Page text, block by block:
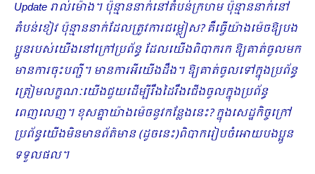
Update រាល់ម៉ោង។ ប៉ុន្មាននាក់នៅតំបន់ក្រហម ប៉ុន្មាននាក់នៅ
តំបន់ខៀវ ប៉ុន្មាននាក់ដែលត្រូវការជម្លៀស? គឺធ្វើយ៉ាងម៉េចឱ្យបង
ប្អូនរបស់យើងនៅក្រៅប្រព័ន្ធ ដែលយើងពិបាករក ឱ្យគាត់ចូលមក
មានការចុះបញ្ជី។ មានការអីយើងដឹង។ ឱ្យគាត់ចូលទៅក្នុងប្រព័ន្ធ
ត្រៀមលក្ខណៈយើងជួយដើម្បីរឹងដៃរឹងជើងចូលក្នុងប្រព័ន្ធ
ពេញលេញ។ ខុសគ្នាយ៉ាងម៉េចនូវកន្លែងនេះ? ក្នុងសេដ្ឋកិច្ចក្រៅ
ប្រព័ន្ធយើងមិនមានព័ត៌មាន (ដូចនេះ)ពិបាករៀបចំអោយបងប្អូន
ទទួលផល។